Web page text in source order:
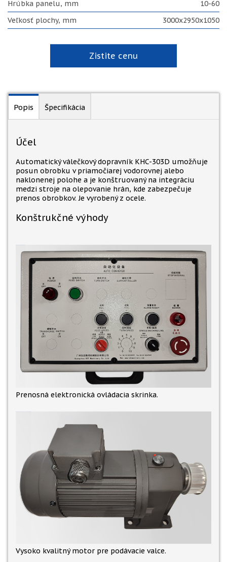
Hrúbka panelu, mm
10-60
Veľkosť plochy, mm
3000x2950x1050
Zistite cenu
Popis Špecifikácia
Účel
Automatický válečkový dopravník KHC-303D umožňuje
posun obrobku v priamočiarej vodorovnej alebo
naklonenej polohe a je konštruovaný na integráciu
medzi stroje na olepovanie hrán, kde zabezpečuje
prenos obrobkov. Je vyrobený z ocele.
Konštrukčné výhody
Prenosná elektronická ovládacia skrinka.
Vysoko kvalitný motor pre podávacie valce.